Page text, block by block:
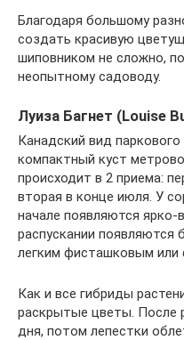
Благодаря большому
создать красивую
шиповником не сложно,
неопытному садоводу.
Луиза Багнет (Louise
Канадский вид
компактный куст
происходит в 2 приема:
вторая в конце июля. У
начале появляются
распускании появляются
легким фисташковым
Как и все гибриды
раскрытые цветы. После
дня, потом лепестки